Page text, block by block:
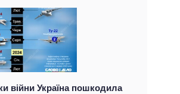
війни Україна пошкодила